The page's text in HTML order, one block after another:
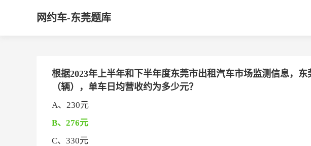
网约车-东莞题库
根据2023年上半年和下半年度东莞市出租汽车市场监测信息，
（辆），单车日均营收约为多少元？
A、230元
B、276元
C、330元